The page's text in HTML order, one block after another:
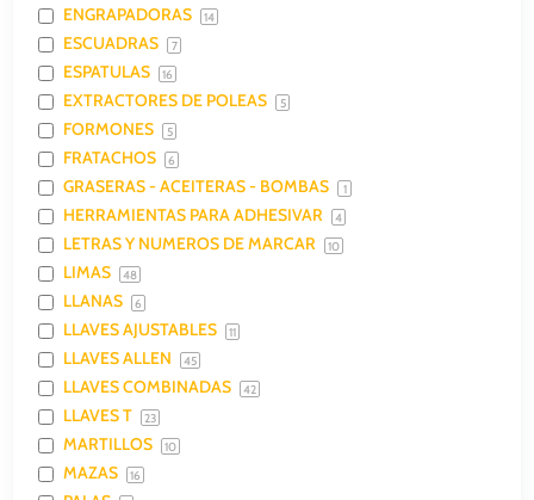
ENGRAPADORAS 14
ESCUADRAS 7
ESPATULAS 16
EXTRACTORES DE POLEAS 5
FORMONES 5
FRATACHOS 6
GRASERAS - ACEITERAS - BOMBAS 1
HERRAMIENTAS PARA ADHESIVAR 4
LETRAS Y NUMEROS DE MARCAR 10
LIMAS 48
LLANAS 6
LLAVES AJUSTABLES 11
LLAVES ALLEN 45
LLAVES COMBINADAS 42
LLAVES T 23
MARTILLOS 10
MAZAS 16